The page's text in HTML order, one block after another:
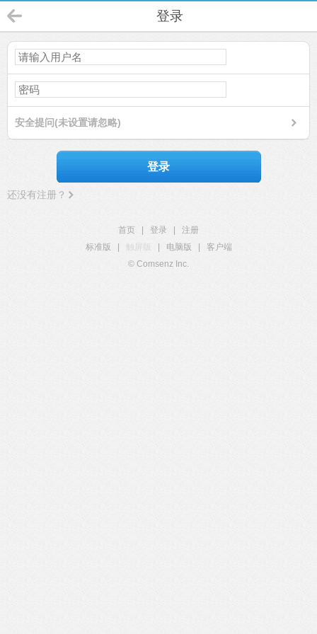
登录
安全提问(未设置请忽略)
登录
还没有注册？
首页 登录
注册
标准版
触屏版 电脑版
客户端
© Comsenz Inc.